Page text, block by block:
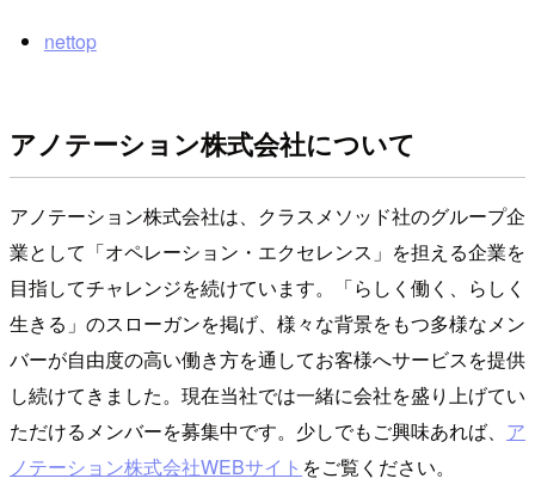
nettop
アノテーション株式会社について
アノテーション株式会社は、クラスメソッド社のグループ企
業として「オペレーション・エクセレンス」を担える企業を
目指してチャレンジを続けています。「らしく働く、らしく
生きる」のスローガンを掲げ、様々な背景をもつ多様なメン
バーが自由度の高い働き方を通してお客様へサービスを提供
し続けてきました。現在当社では一緒に会社を盛り上げてい
ただけるメンバーを募集中です。少しでもご興味あれば、 ア
ノテーション株式会社WEBサイト をご覧ください。